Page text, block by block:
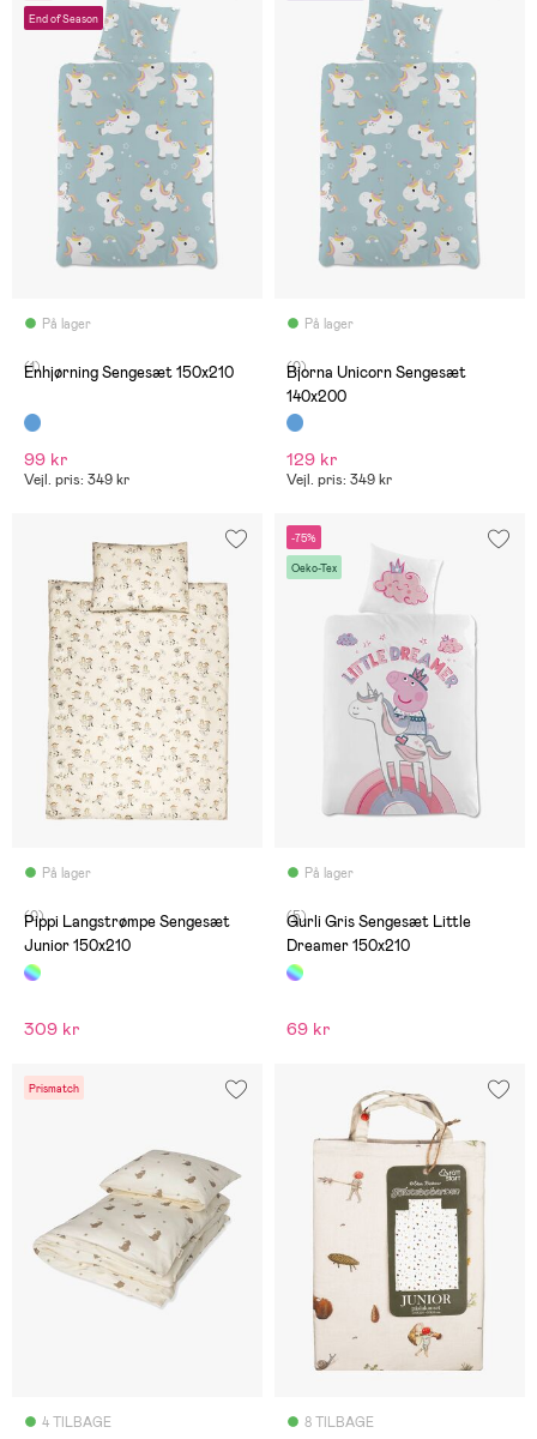
End of Season
På lager
(1)
Enhjørning Sengesæt 150x210
99 kr
Vejl. pris: 349 kr
På lager
(0)
Bjorna Unicorn Sengesæt
140x200
129 kr
Vejl. pris: 349 kr
På lager
(0)
Pippi Langstrømpe Sengesæt
Junior 150x210
309 kr
-75%
Oeko-Tex
På lager
(5)
Gurli Gris Sengesæt Little
Dreamer 150x210
69 kr
Prismatch
4 TILBAGE 8 TILBAGE